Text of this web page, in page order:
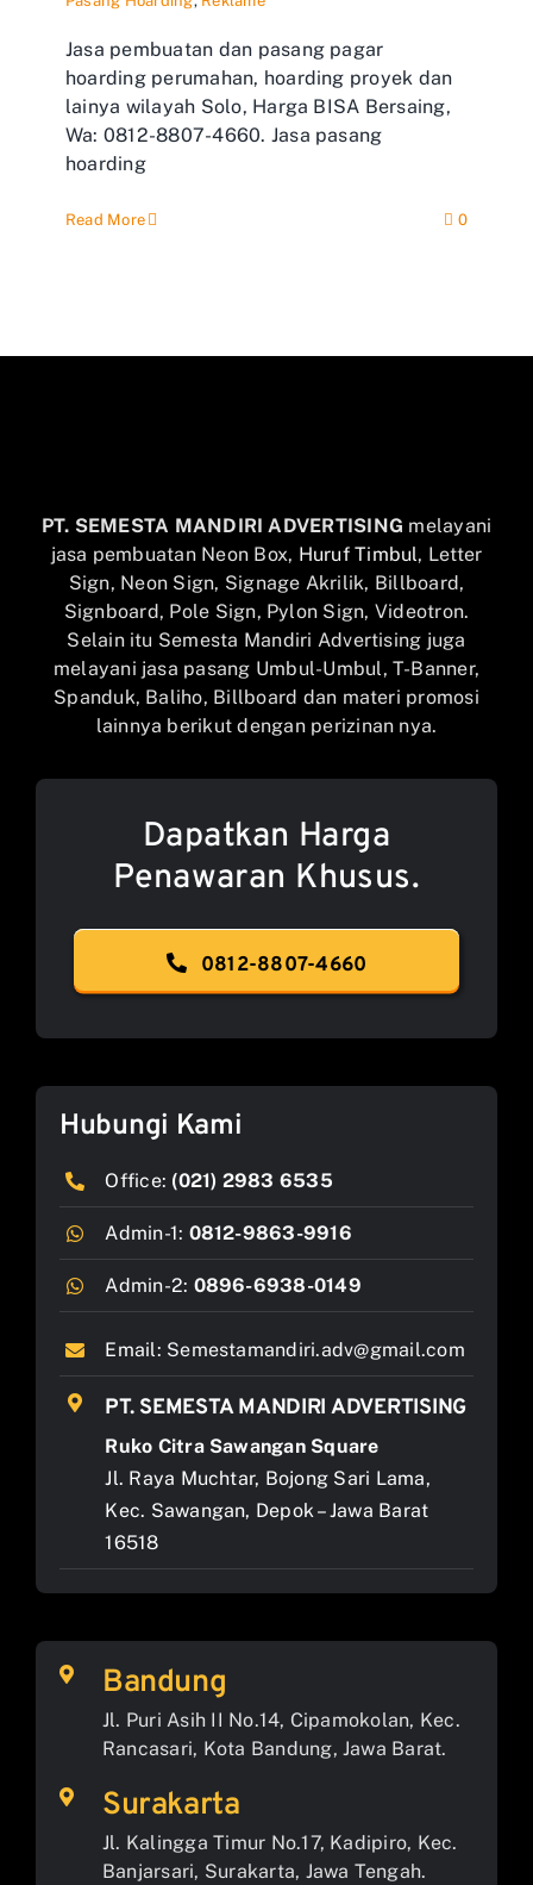
Jasa pembuatan dan pasang pagar
hoarding perumahan, hoarding proyek dan
lainya wilayah Solo, Harga BISA Bersaing,
Wa: 0812-8807-4660. Jasa pasang
hoarding
Read More 0
PT. SEMESTA MANDIRI ADVERTISING melayani
jasa pembuatan Neon Box, Huruf Timbul, Letter
Sign, Neon Sign, Signage Akrilik, Billboard,
Signboard, Pole Sign, Pylon Sign, Videotron.
Selain itu Semesta Mandiri Advertising juga
melayani jasa pasang Umbul-Umbul, T-Banner,
Spanduk, Baliho, Billboard dan materi promosi
lainnya berikut dengan perizinan nya.
Dapatkan Harga
Penawaran Khusus.
0812-8807-4660
Hubungi Kami
Office: (021) 2983 6535
Admin-1: 0812-9863-9916
Admin-2: 0896-6938-0149
Email: Semestamandiri.adv@gmail.com
PT. SEMESTA MANDIRI ADVERTISING
Ruko Citra Sawangan Square
Jl. Raya Muchtar, Bojong Sari Lama,
Kec. Sawangan, Depok – Jawa Barat
16518
Bandung
Jl. Puri Asih II No.14, Cipamokolan, Kec.
Rancasari, Kota Bandung, Jawa Barat.
Surakarta
Jl. Kalingga Timur No.17, Kadipiro, Kec.
Banjarsari, Surakarta, Jawa Tengah.